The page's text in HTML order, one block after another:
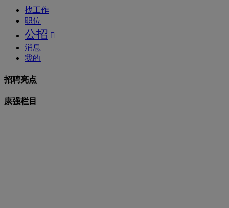
找工作
职位
公招 
消息
我的
招聘亮点
康强栏目